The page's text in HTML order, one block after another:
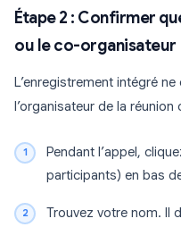
Étape 2 : Confirmer
ou le co-organisateur
L’enregistrement intégré
l’organisateur de la
Pendant l’appel,
participants) en bas
Trouvez votre nom. Il